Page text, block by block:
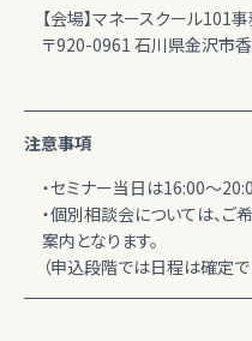
【会場】マネースクール101事
〒920-0961 石川県金沢市
注意事項
・セミナー当日は16:00～
・個別相談会については、
案内となります。
（申込段階では日程は確定で